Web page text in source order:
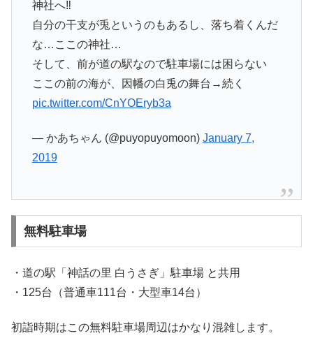
神社へ‼️
自分の干支が兎というのもあるし、落ち着くんだ
な…ここの神社…
そして、前が道の駅なので駐車場には困らない
ここの前の海が、因幡の白兎の舞台→続く
pic.twitter.com/CnYOEryb3a
— かあちゃん (@puyopuyomoon) January 7,
2019
無料駐車場
・道の駅「神話の里 白うさぎ」駐車場 と共用
・125台（普通車111台・大型車14台）
初詣時期はこの無料駐車場周辺はかなり混雑します。